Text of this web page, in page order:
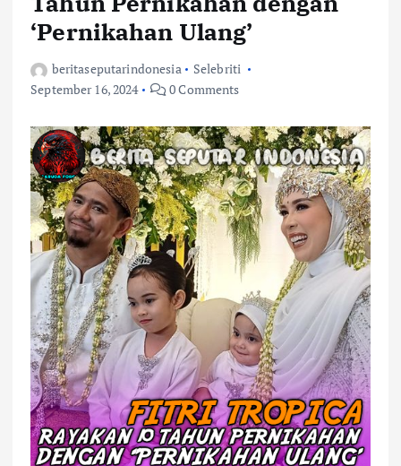
‘Pernikahan Ulang’
beritaseputarindonesia
Selebriti
September 16, 2024
0 Comments